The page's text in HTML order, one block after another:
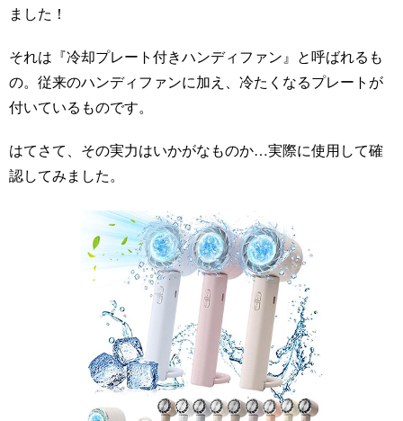
ました！
それは『冷却プレート付きハンディファン』と呼ばれるも
の。従来のハンディファンに加え、冷たくなるプレートが
付いているものです。
はてさて、その実力はいかがなものか…実際に使用して確
認してみました。